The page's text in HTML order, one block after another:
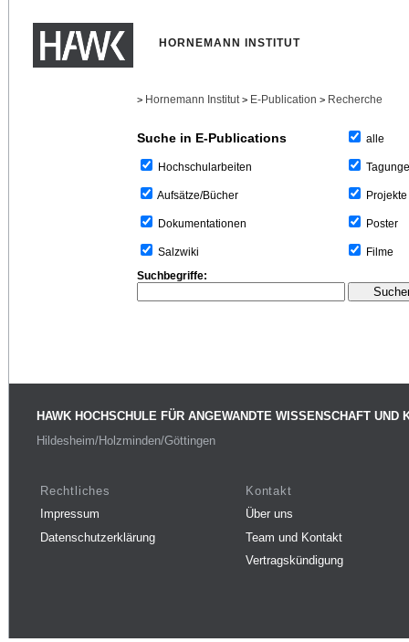
HORNEMANN INSTITUT
> Hornemann Institut > E-Publication > Recherche
Suche in E-Publications
Hochschularbeiten
Aufsätze/Bücher
Dokumentationen
Salzwiki
alle
Projekte
Poster
Filme
Suchbegriffe:
HAWK HOCHSCHULE FÜR ANGEWANDTE WISSENSCHAFT UND
Hildesheim/Holzminden/Göttingen
Rechtliches
Impressum
Datenschutzerklärung
Kontakt
Über uns
Team und Kontakt
Vertragskündigung